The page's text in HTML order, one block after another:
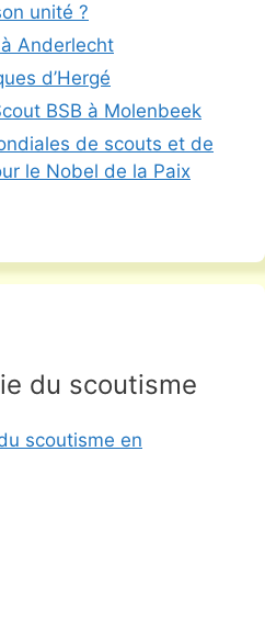
unité ?
Anderlecht
d’Hergé
BSB à Molenbeek
de scouts et de
le Nobel de la Paix
du scoutisme
scoutisme en